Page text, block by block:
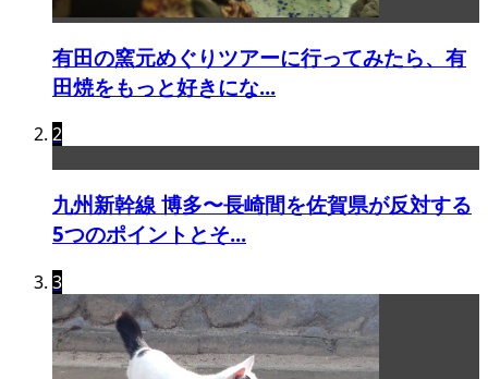
有田の窯元めぐりツアーに行ってみたら、有
田焼をもっと好きにな...
2
九州新幹線 博多〜長崎間を佐賀県が反対する
5つのポイントとそ...
3